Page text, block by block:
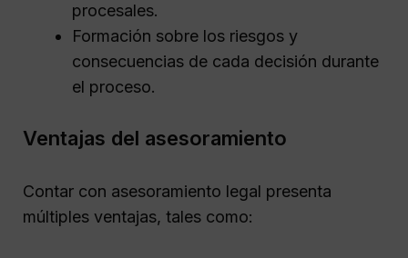
procesales.
Formación sobre los riesgos y
consecuencias de cada decisión durante
el proceso.
Ventajas del asesoramiento
Contar con asesoramiento legal presenta
múltiples ventajas, tales como: